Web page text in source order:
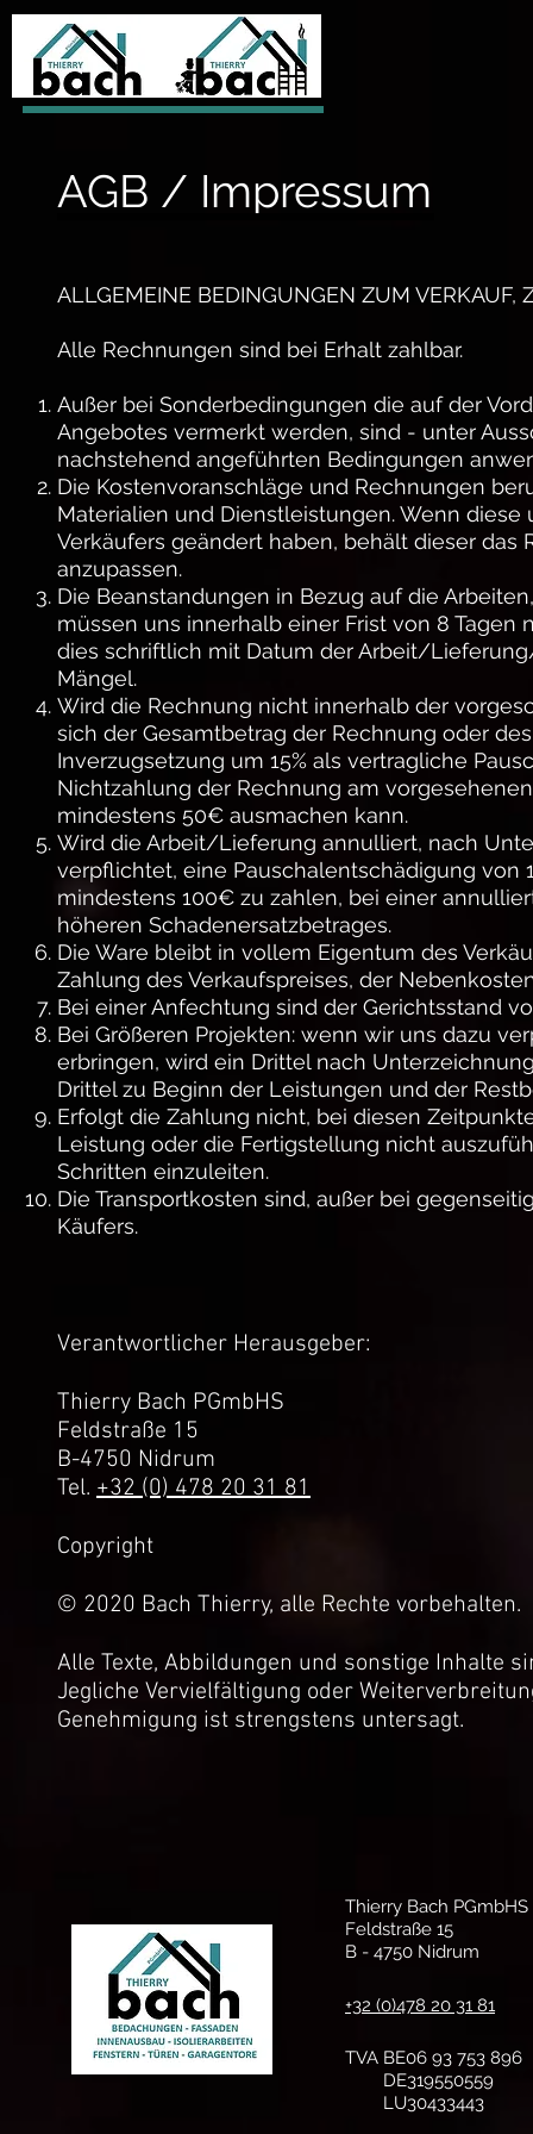
AGB / Impressum
ALLGEMEINE BEDINGUNGEN ZUM
Alle Rechnungen sind bei Erhalt zahlbar.
Außer bei Sonderbedingungen die auf der
Angebotes vermerkt werden, sind - unter
nachstehend angeführten Bedingungen
Die Kostenvoranschläge und Rechnungen
Materialien und Dienstleistungen. Wenn
Verkäufers geändert haben, behält dieser das
anzupassen.
Die Beanstandungen in Bezug auf die
müssen uns innerhalb einer Frist von 8
dies schriftlich mit Datum der Arbeit/
Mängel.
Wird die Rechnung nicht innerhalb der
sich der Gesamtbetrag der Rechnung oder
Inverzugsetzung um 15% als vertragliche
Nichtzahlung der Rechnung am
mindestens 50€ ausmachen kann.
Wird die Arbeit/Lieferung annulliert, nach
verpflichtet, eine Pauschalentschädigung von
mindestens 100€ zu zahlen, bei einer
höheren Schadenersatzbetrages.
Die Ware bleibt in vollem Eigentum des
Zahlung des Verkaufspreises, der
Bei einer Anfechtung sind der Gerichtsstand
Bei Größeren Projekten: wenn wir uns dazu
erbringen, wird ein Drittel nach
Drittel zu Beginn der Leistungen und der
Erfolgt die Zahlung nicht, bei diesen
Leistung oder die Fertigstellung nicht
Schritten einzuleiten.
Die Transportkosten sind, außer bei
Käufers.
Verantwortlicher Herausgeber:
Thierry Bach PGmbHS
Feldstraße 15
B-4750 Nidrum
Tel. +32 (0) 478 20 31 81
Copyright
© 2020 Bach Thierry, alle Rechte vorbehalten.
Alle Texte, Abbildungen und sonstige Inhalte
Jegliche Vervielfältigung oder
Genehmigung ist strengstens untersagt.
Thierry Bach PGmbHS
Feldstraße 15
B - 4750 Nidrum
+32 (0)478 20 31 81
TVA BE06 93 753 896
DE319550559
LU30433443